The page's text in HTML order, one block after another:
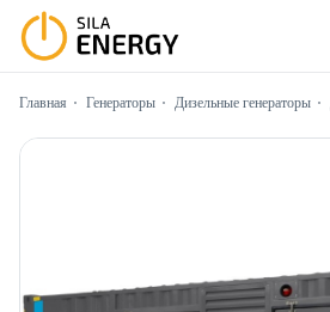
Главная Генераторы Дизельные генераторы